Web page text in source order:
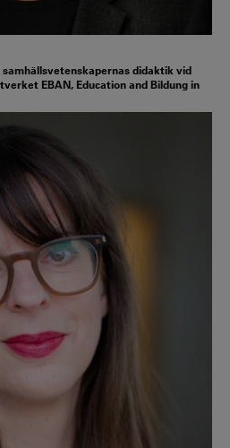
didaktik vid
EBAN, Education and Bildung in